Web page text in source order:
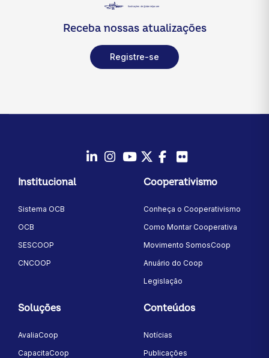
Receba nossas atualizações
Registre-se
Instagram
YoutubeTwitter/X
Facebook
Institucional
Sistema OCB
OCB
SESCOOP
CNCOOP
Cooperativismo
Conheça o Cooperativismo
Como Montar Cooperativa
Movimento SomosCoop
Anuário do Coop
Legislação
Soluções
AvaliaCoop
CapacitaCoop
Conteúdos
Notícias
Publicações